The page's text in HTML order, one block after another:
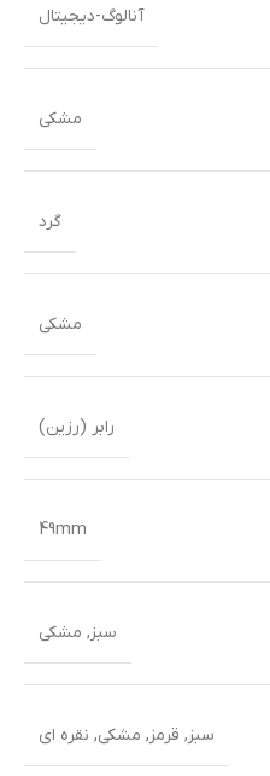
آنالوگ-دیجیتال
مشکی
گرد
مشکی
رابر (رزین)
49mm
سبز, مشکی
سبز, قرمز, مشکی, نقره ای